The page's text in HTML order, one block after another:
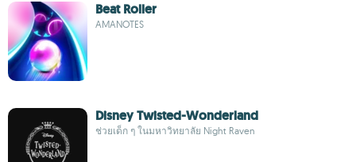
Beat Roller
AMANOTES
Disney Twisted-Wonderland
ช่วยเด็ก ๆ ในมหาวิทยาลัย Night Raven